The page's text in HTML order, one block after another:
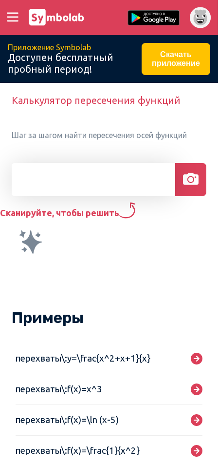
Приложение Symbolab
Доступен бесплатный
пробный период!
Скачать
приложение
Калькулятор пересечения функций
Шаг за шагом найти пересечения осей функций
Сканируйте, чтобы решить
Примеры
перехваты\:y=\frac{x^2+x+1}{x}
перехваты\:f(x)=x^3
перехваты\:f(x)=\ln (x-5)
перехваты\:f(x)=\frac{1}{x^2}